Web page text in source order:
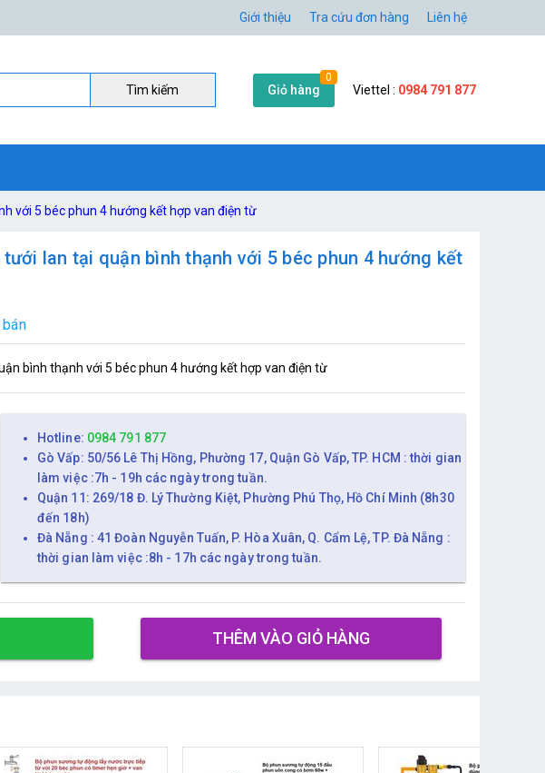
Giới thiệu Tra cứu đơn hàng Liên hệ
Tìm kiếm Giỏ hàng
0
Viettel : 0984 791 877
với 5 béc phun 4 hướng kết hợp van điện từ
lan tại quận bình thạnh với 5 béc phun 4 hướng kết
bình thạnh với 5 béc phun 4 hướng kết hợp van điện từ
Hotline: 0984 791 877
Gò Vấp: 50/56 Lê Thị Hồng, Phường 17, Quận Gò Vấp, TP. HCM : thời gian
làm việc :7h - 19h các ngày trong tuần.
Quận 11: 269/18 Đ. Lý Thường Kiệt, Phường Phú Thọ, Hồ Chí Minh (8h30
đến 18h)
Đà Nẵng : 41 Đoàn Nguyễn Tuấn, P. Hòa Xuân, Q. Cẩm Lệ, TP. Đà Nẵng :
thời gian làm việc :8h - 17h các ngày trong tuần.
THÊM VÀO GIỎ HÀNG